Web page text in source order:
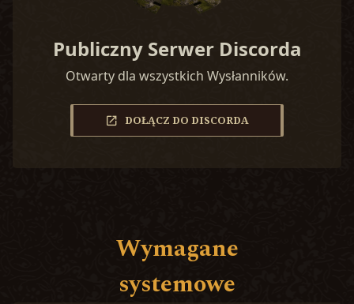
Publiczny Serwer Discorda
Otwarty dla wszystkich Wysłanników.
DOŁĄCZ DO DISCORDA
Wymagane
systemowe